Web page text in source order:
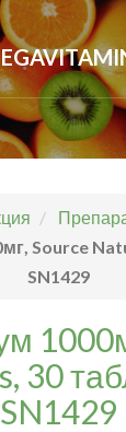
Source
SN1429
30
SN1429